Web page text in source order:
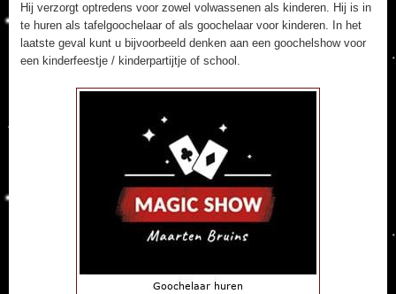
Hij verzorgt optredens voor zowel volwassenen als kinderen. Hij is in
te huren als tafelgoochelaar of als goochelaar voor kinderen. In het
laatste geval kunt u bijvoorbeeld denken aan een goochelshow voor
een kinderfeestje / kinderpartijtje of school.